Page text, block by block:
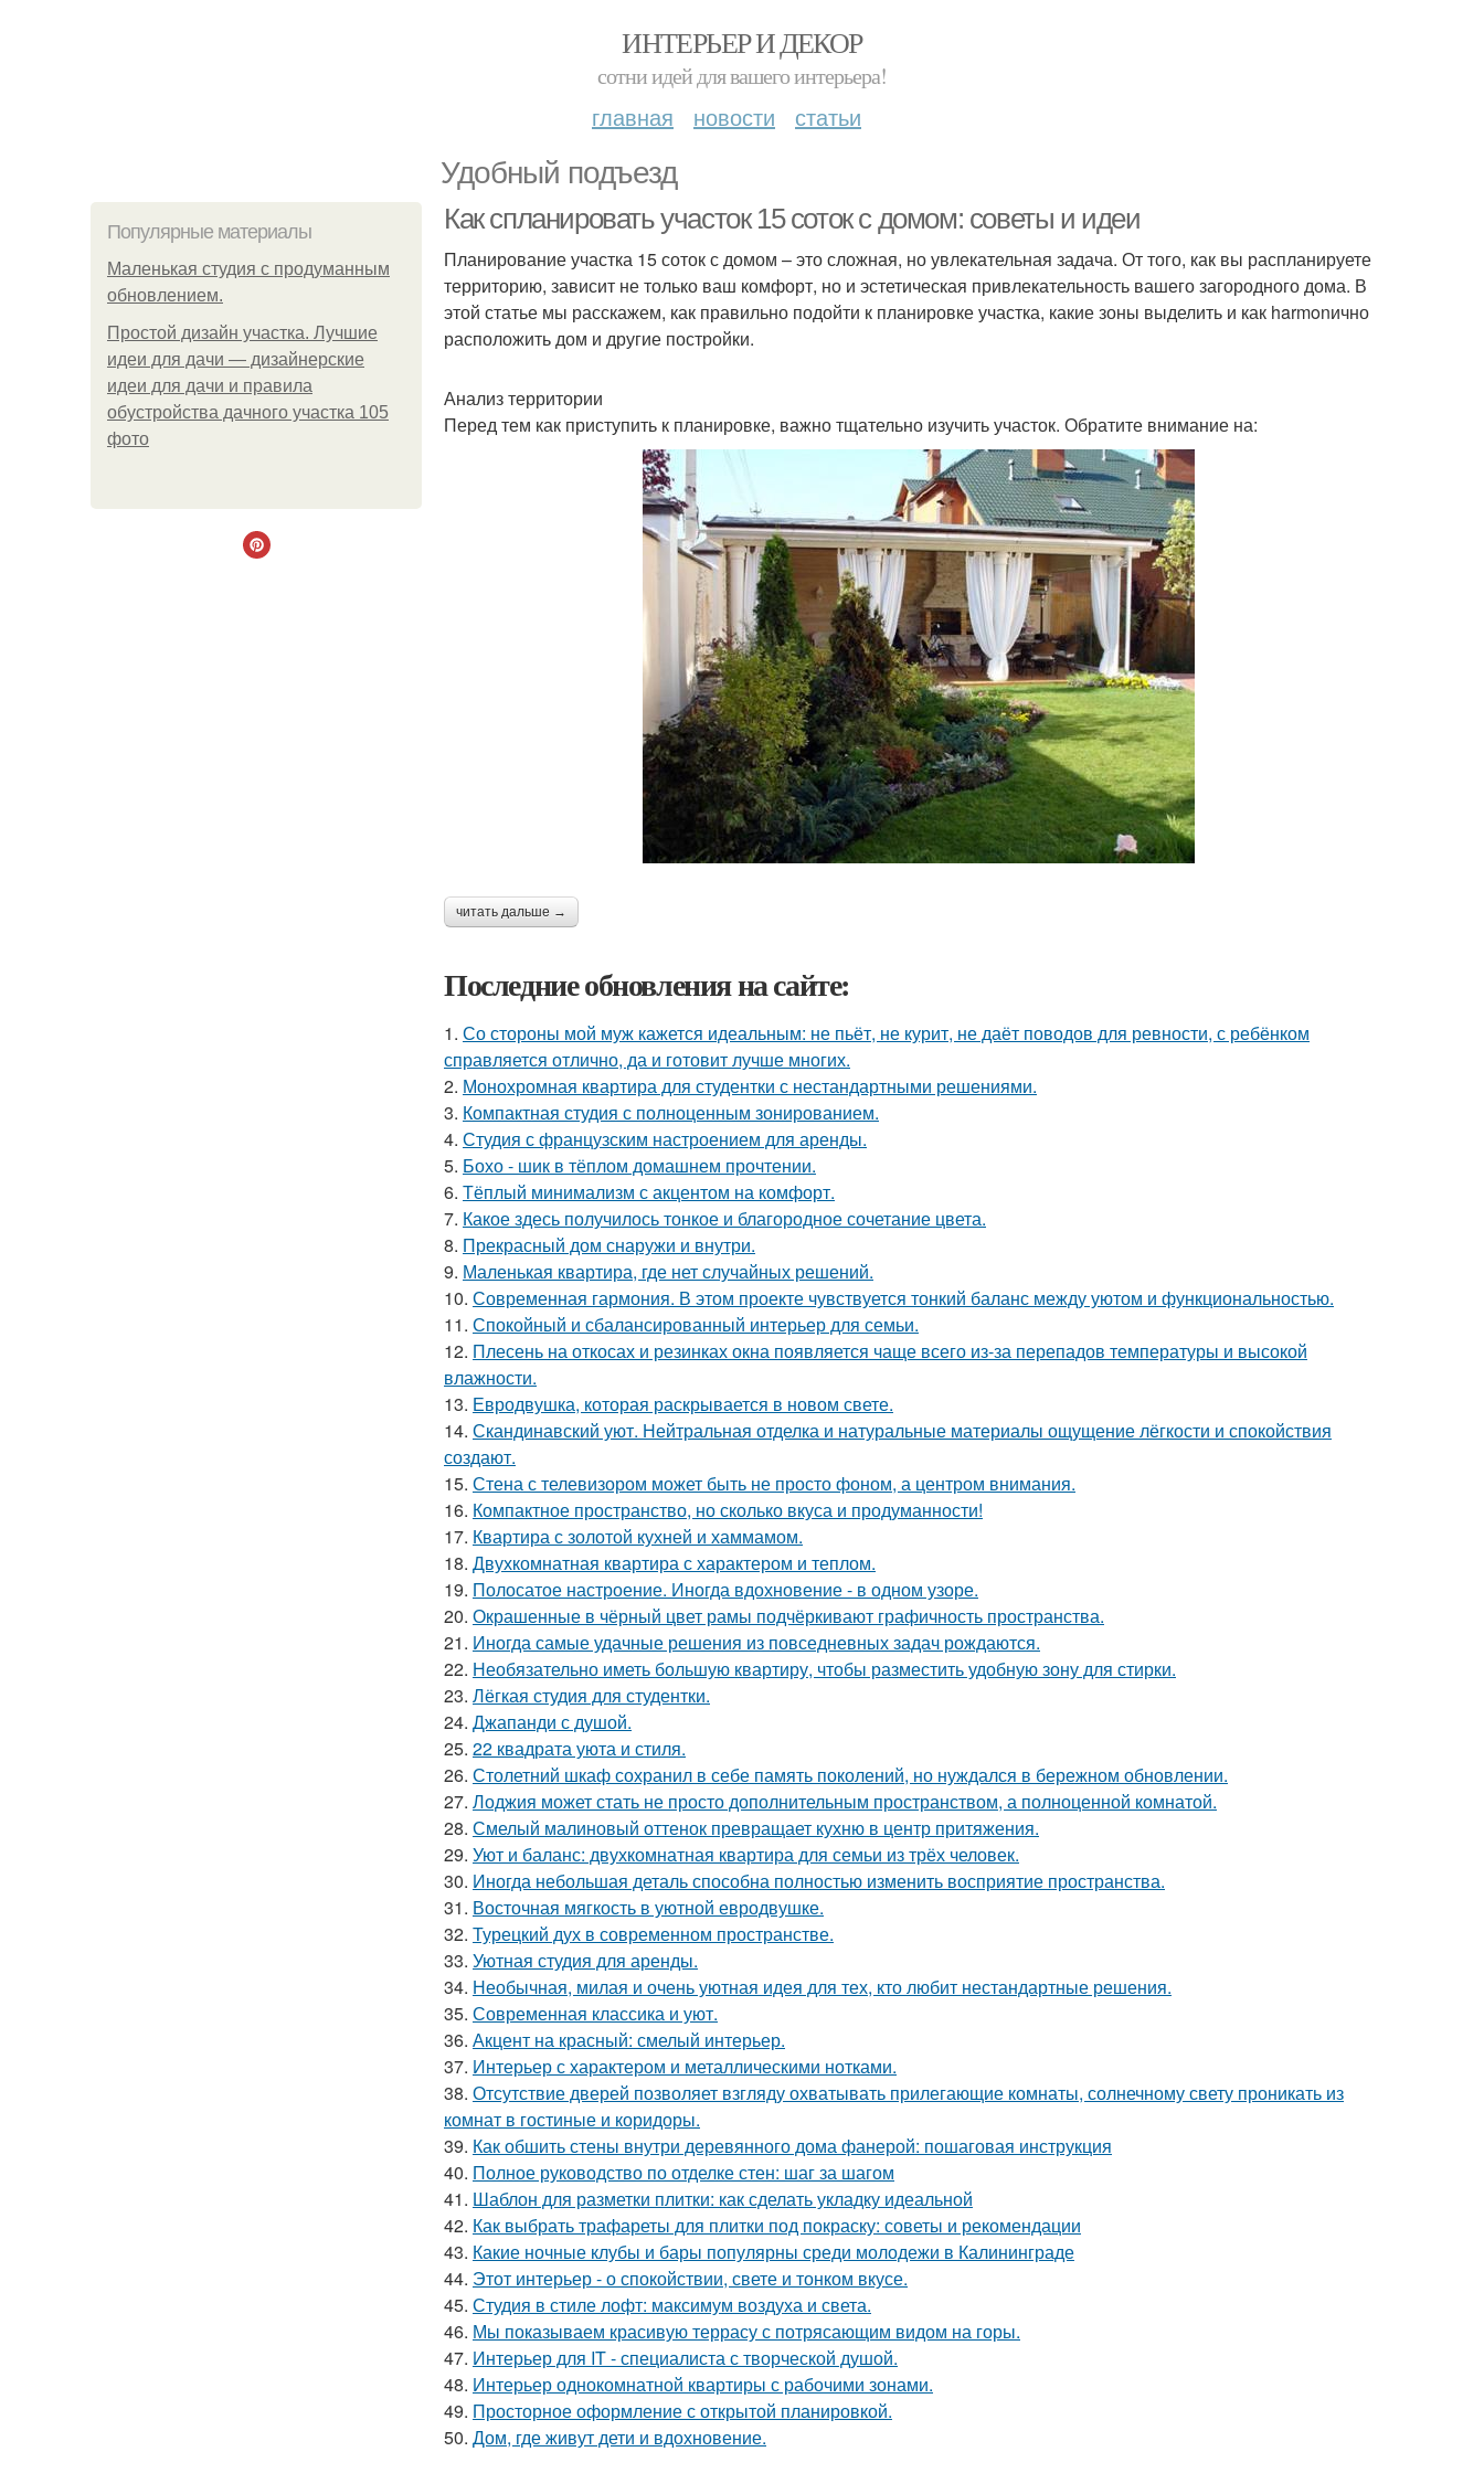
ИНТЕРЬЕР И ДЕКОР
сотни идей для вашего интерьера!
главная новости статьи
Удобный подъезд
Популярные материалы
Маленькая студия с продуманным
обновлением.
Простой дизайн участка. Лучшие
идеи для дачи — дизайнерские
идеи для дачи и правила
обустройства дачного участка 105
фото
Как спланировать участок 15 соток с домом: советы и идеи
Планирование участка 15 соток с домом – это сложная, но увлекательная задача. От того, как вы распланируете
территорию, зависит не только ваш комфорт, но и эстетическая привлекательность вашего загородного дома. В
этой статье мы расскажем, как правильно подойти к планировке участка, какие зоны выделить и как harmonично
расположить дом и другие постройки.
Анализ территории
Перед тем как приступить к планировке, важно тщательно изучить участок. Обратите внимание на:
читать дальше →
Последние обновления на сайте:
1. Со стороны мой муж кажется идеальным: не пьёт, не курит, не даёт поводов для ревности, с ребёнком
справляется отлично, да и готовит лучше многих.
2. Монохромная квартира для студентки с нестандартными решениями.
3. Компактная студия с полноценным зонированием.
4. Студия с французским настроением для аренды.
5. Бохо - шик в тёплом домашнем прочтении.
6. Тёплый минимализм с акцентом на комфорт.
7. Какое здесь получилось тонкое и благородное сочетание цвета.
8. Прекрасный дом снаружи и внутри.
9. Маленькая квартира, где нет случайных решений.
10. Современная гармония. В этом проекте чувствуется тонкий баланс между уютом и функциональностью.
11. Спокойный и сбалансированный интерьер для семьи.
12. Плесень на откосах и резинках окна появляется чаще всего из-за перепадов температуры и высокой
влажности.
13. Евродвушка, которая раскрывается в новом свете.
14. Скандинавский уют. Нейтральная отделка и натуральные материалы ощущение лёгкости и спокойствия
создают.
15. Стена с телевизором может быть не просто фоном, а центром внимания.
16. Компактное пространство, но сколько вкуса и продуманности!
17. Квартира с золотой кухней и хаммамом.
18. Двухкомнатная квартира с характером и теплом.
19. Полосатое настроение. Иногда вдохновение - в одном узоре.
20. Окрашенные в чёрный цвет рамы подчёркивают графичность пространства.
21. Иногда самые удачные решения из повседневных задач рождаются.
22. Необязательно иметь большую квартиру, чтобы разместить удобную зону для стирки.
23. Лёгкая студия для студентки.
24. Джапанди с душой.
25. 22 квадрата уюта и стиля.
26. Столетний шкаф сохранил в себе память поколений, но нуждался в бережном обновлении.
27. Лоджия может стать не просто дополнительным пространством, а полноценной комнатой.
28. Смелый малиновый оттенок превращает кухню в центр притяжения.
29. Уют и баланс: двухкомнатная квартира для семьи из трёх человек.
30. Иногда небольшая деталь способна полностью изменить восприятие пространства.
31. Восточная мягкость в уютной евродвушке.
32. Турецкий дух в современном пространстве.
33. Уютная студия для аренды.
34. Необычная, милая и очень уютная идея для тех, кто любит нестандартные решения.
35. Современная классика и уют.
36. Акцент на красный: смелый интерьер.
37. Интерьер с характером и металлическими нотками.
38. Отсутствие дверей позволяет взгляду охватывать прилегающие комнаты, солнечному свету проникать из
комнат в гостиные и коридоры.
39. Как обшить стены внутри деревянного дома фанерой: пошаговая инструкция
40. Полное руководство по отделке стен: шаг за шагом
41. Шаблон для разметки плитки: как сделать укладку идеальной
42. Как выбрать трафареты для плитки под покраску: советы и рекомендации
43. Какие ночные клубы и бары популярны среди молодежи в Калининграде
44. Этот интерьер - о спокойствии, свете и тонком вкусе.
45. Студия в стиле лофт: максимум воздуха и света.
46. Мы показываем красивую террасу с потрясающим видом на горы.
47. Интерьер для IT - специалиста с творческой душой.
48. Интерьер однокомнатной квартиры с рабочими зонами.
49. Просторное оформление с открытой планировкой.
50. Дом, где живут дети и вдохновение.